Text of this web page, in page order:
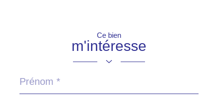
Ce bien
m'intéresse
Prénom